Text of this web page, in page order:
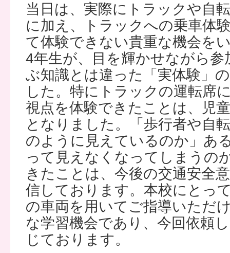
当日は、実際にトラックや自
に加え、トラックへの乗車体
て体験できない貴重な機会を
4年生が、目を輝かせながら
ぶ知識とは違った「実体験」
した。特にトラックの運転席
視点を体験できたことは、児
となりました。「歩行者や自
のように見えているのか」あ
って見えなくなってしまうの
きたことは、今後の交通安全
信しております。本校にとっ
の車両を用いてご指導いただ
な学習機会であり、今回依頼
じております。